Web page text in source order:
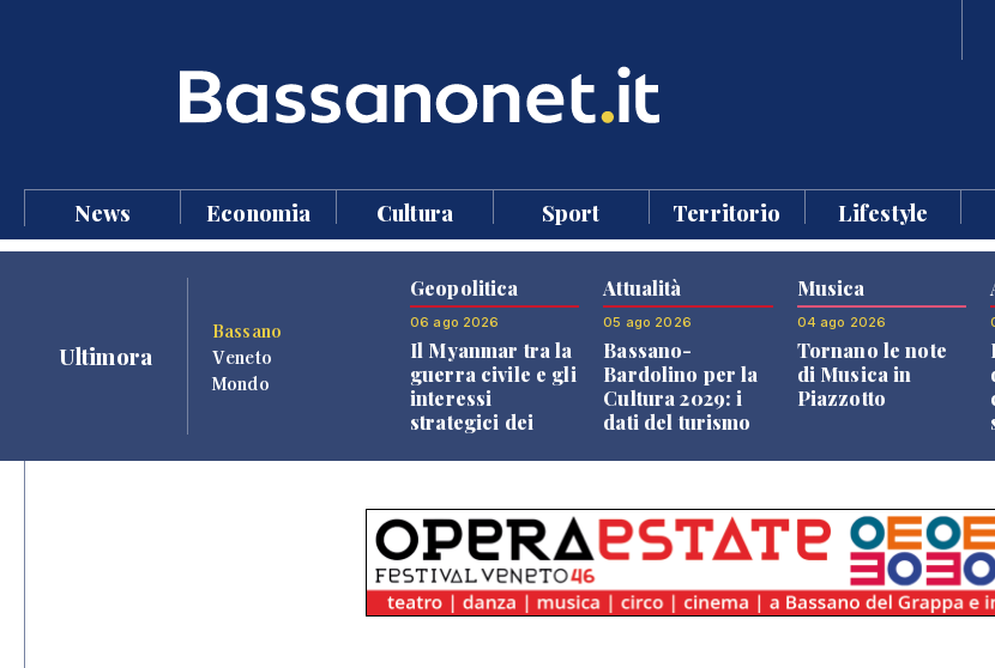
News Economia Cultura Sport Territorio Lifestyle
Ultimora
Bassano
Veneto
Mondo
Geopolitica
06 ago 2026
Il Myanmar tra la
guerra civile e gli
interessi
strategici dei
Attualità
05 ago 2026
Bassano-
Bardolino per la
Cultura 2029: i
dati del turismo
Musica
04 ago 2026
Tornano le note
di Musica in
Piazzotto